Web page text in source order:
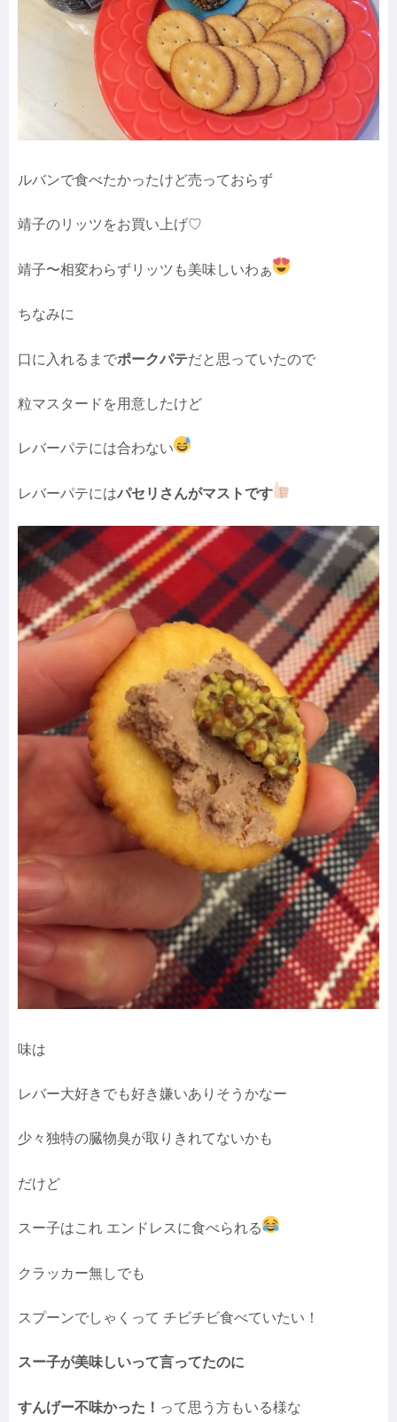
ルバンで食べたかったけど売っておらず
靖子のリッツをお買い上げ♡
靖子〜相変わらずリッツも美味しいわぁ
ちなみに
口に入れるまでポークパテだと思っていたので
粒マスタードを用意したけど
レバーパテには合わない
レバーパテにはパセリさんがマストです
味は
レバー大好きでも好き嫌いありそうかなー
少々独特の臓物臭が取りきれてないかも
だけど
スー子はこれ エンドレスに食べられる
クラッカー無しでも
スプーンでしゃくって チビチビ食べていたい！
スー子が美味しいって言ってたのに
すんげー不味かった！ って思う方もいる様な